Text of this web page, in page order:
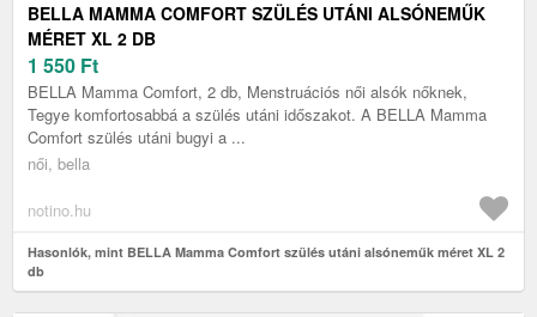
BELLA MAMMA COMFORT SZÜLÉS UTÁNI ALSÓNEMŰK
MÉRET XL 2 DB
1 550 Ft
BELLA Mamma Comfort, 2 db, Menstruációs női alsók nőknek,
Tegye komfortosabbá a szülés utáni időszakot. A BELLA Mamma
Comfort szülés utáni bugyi a ...
női, bella
notino.hu
Hasonlók, mint BELLA Mamma Comfort szülés utáni alsóneműk méret XL 2
db